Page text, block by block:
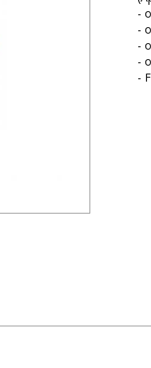
-
-
-
-
-